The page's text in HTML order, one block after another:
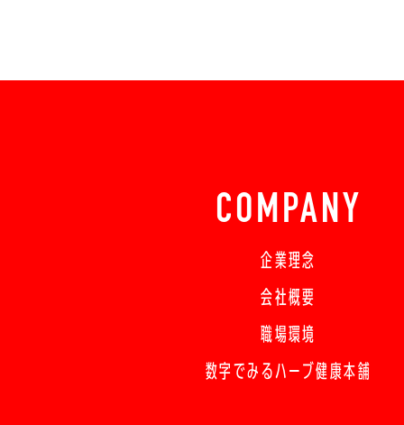
COMPANY
企業理念
会社概要
職場環境
数字でみるハーブ健康本舗